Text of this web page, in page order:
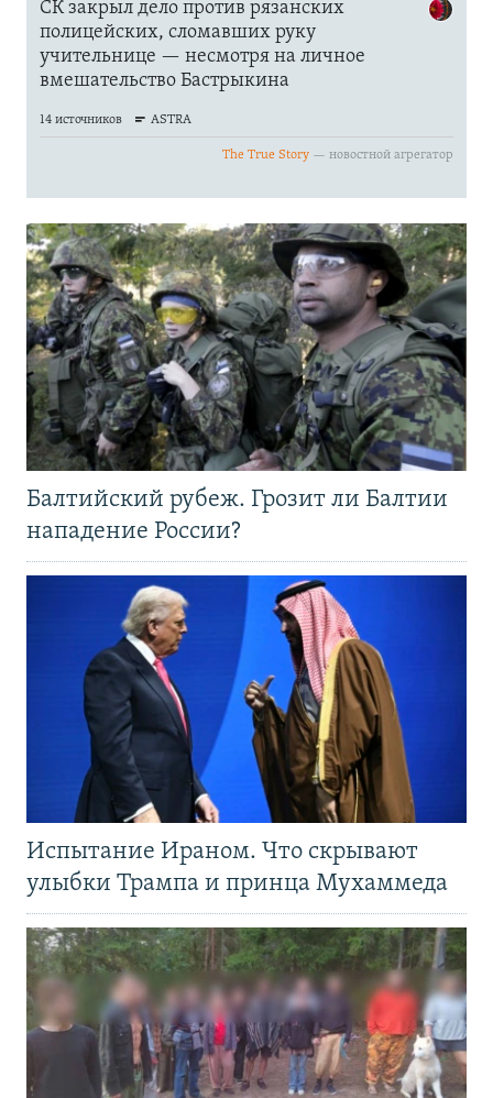
Балтийский рубеж. Грозит ли Балтии
нападение России?
Испытание Ираном. Что скрывают
улыбки Трампа и принца Мухаммеда